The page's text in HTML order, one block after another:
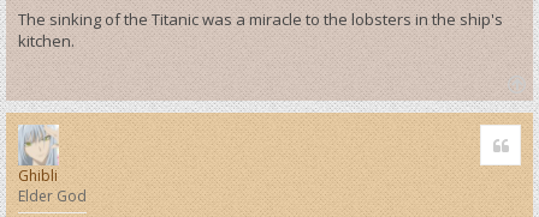
The sinking of the Titanic was a miracle to the lobsters in the ship's
kitchen.
T
o
p
Ghibli
Elder God